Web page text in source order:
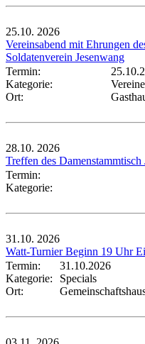
25.10. 2026
Vereinsabend mit Ehrungen
Soldatenverein Jesenwang
Termin:
Kategorie:
Vereine
Ort:
28.10. 2026
Treffen des Damenstammtisch
Termin:
Kategorie:
31.10. 2026
Watt-Turnier Beginn 19 Uhr
Termin:
31.10.2026
Kategorie:
Specials
Ort: